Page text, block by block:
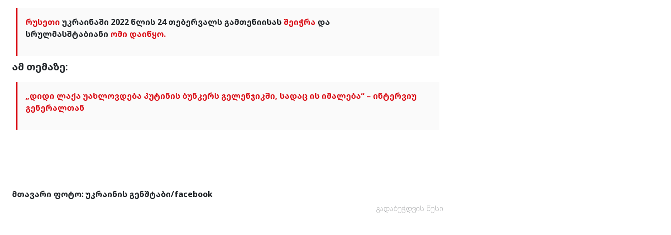
რუსეთი უკრაინაში 2022 წლის 24 თებერვალს გამთენიისასშეიჭრა და
სრულმასშტაბიანი ომი დაიწყო.
ამ თემაზე:
„დიდი ლაქა უახლოვდება პუტინის ბუნკერს გელენჯიკში, სადაც ის იმალება“ – ინტერვიუ
გენერალთან
მთავარი ფოტო: უკრაინის გენშტაბი/facebook
გადაბეჭდვის წესი